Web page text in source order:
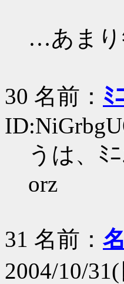
…あまり
30 名前： ﾐ
うは、ﾐ
orz
31 名前：
2004/10/